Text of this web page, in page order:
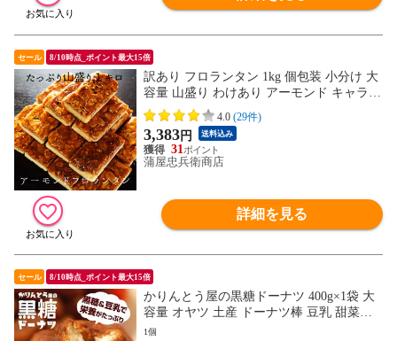
セール 8/10時点_ポイント最大15倍
訳あり フロランタン 1kg 個包装 小分け 大
容量 山盛り わけあり アーモンド キャラメ
ル 焼き菓子 スイーツ お菓子 みんなのおや
つ
4.0 (29件)
3,383円 送料込み
31
蒲屋忠兵衛商店
詳細を見る
セール 8/10時点_ポイント最大15倍
かりんとう屋の黒糖ドーナツ 400g×1袋 大
容量 オヤツ 土産 ドーナツ棒 豆乳 甜菜糖
黒糖 かりんとう メガ盛り もっちり
1個